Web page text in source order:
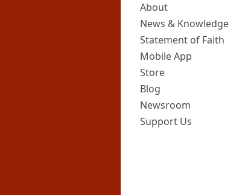
About
News & Knowledge
Statement of Faith
Mobile App
Store
Blog
Newsroom
Support Us